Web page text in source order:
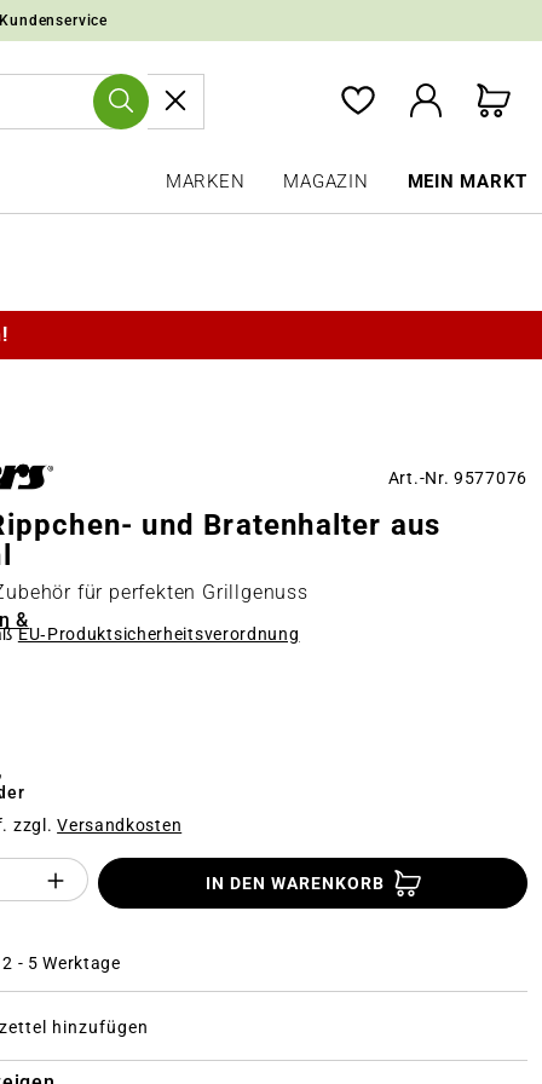
MARKEN MAGAZIN MEIN MARKT
&
Art.-Nr. 9577076
und Bratenhalter aus
für perfekten Grillgenuss
EU‑Produktsicherheitsverordnung
zzgl.Versandkosten
des Produktes "%product%":
IN DEN WARENKORB
- 5 Werktage
hinzufügen